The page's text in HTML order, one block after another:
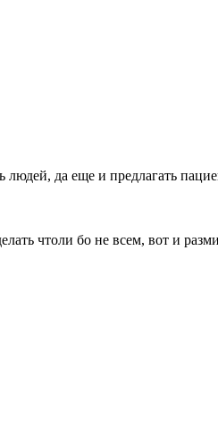
да еще и предлагать
чтоли бо не всем, вот и